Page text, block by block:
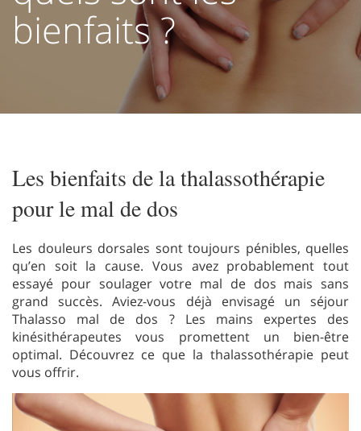
bienfaits ?
Les bienfaits de la thalassothérapie
pour le mal de dos
Les douleurs dorsales sont toujours pénibles, quelles
qu’en soit la cause. Vous avez probablement tout
essayé pour soulager votre mal de dos mais sans
grand succès. Aviez-vous déjà envisagé un séjour
Thalasso mal de dos ? Les mains expertes des
kinésithérapeutes vous promettent un bien-être
optimal. Découvrez ce que la thalassothérapie peut
vous offrir.